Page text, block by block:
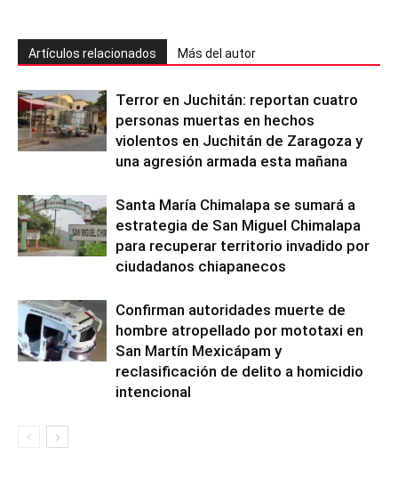
Artículos relacionados Más del autor
Terror en Juchitán: reportan cuatro
personas muertas en hechos
violentos en Juchitán de Zaragoza y
una agresión armada esta mañana
Santa María Chimalapa se sumará a
estrategia de San Miguel Chimalapa
para recuperar territorio invadido por
ciudadanos chiapanecos
Confirman autoridades muerte de
hombre atropellado por mototaxi en
San Martín Mexicápam y
reclasificación de delito a homicidio
intencional